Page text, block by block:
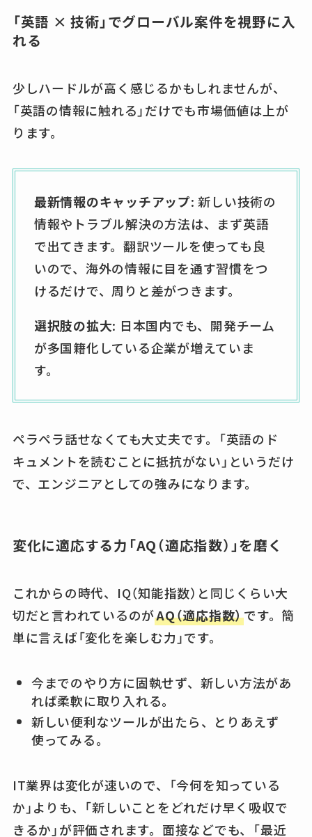
「英語 × 技術」でグローバル案件を視野に入
れる
少しハードルが高く感じるかもしれませんが、
「英語の情報に触れる」だけでも市場価値は上が
ります。
最新情報のキャッチアップ: 新しい技術の
情報やトラブル解決の方法は、まず英語
で出てきます。翻訳ツールを使っても良
いので、海外の情報に目を通す習慣をつ
けるだけで、周りと差がつきます。
選択肢の拡大: 日本国内でも、開発チーム
が多国籍化している企業が増えていま
す。
ペラペラ話せなくても大丈夫です。「英語のド
キュメントを読むことに抵抗がない」というだけ
で、エンジニアとしての強みになります。
変化に適応する力「AQ（適応指数）」を磨く
これからの時代、IQ（知能指数）と同じくらい大
切だと言われているのがAQ（適応指数）です。簡
単に言えば「変化を楽しむ力」です。
今までのやり方に固執せず、新しい方法があ
れば柔軟に取り入れる。
新しい便利なツールが出たら、とりあえず
使ってみる。
IT業界は変化が速いので、「今何を知っている
か」よりも、「新しいことをどれだけ早く吸収で
きるか」が評価されます。面接などでも、「最近